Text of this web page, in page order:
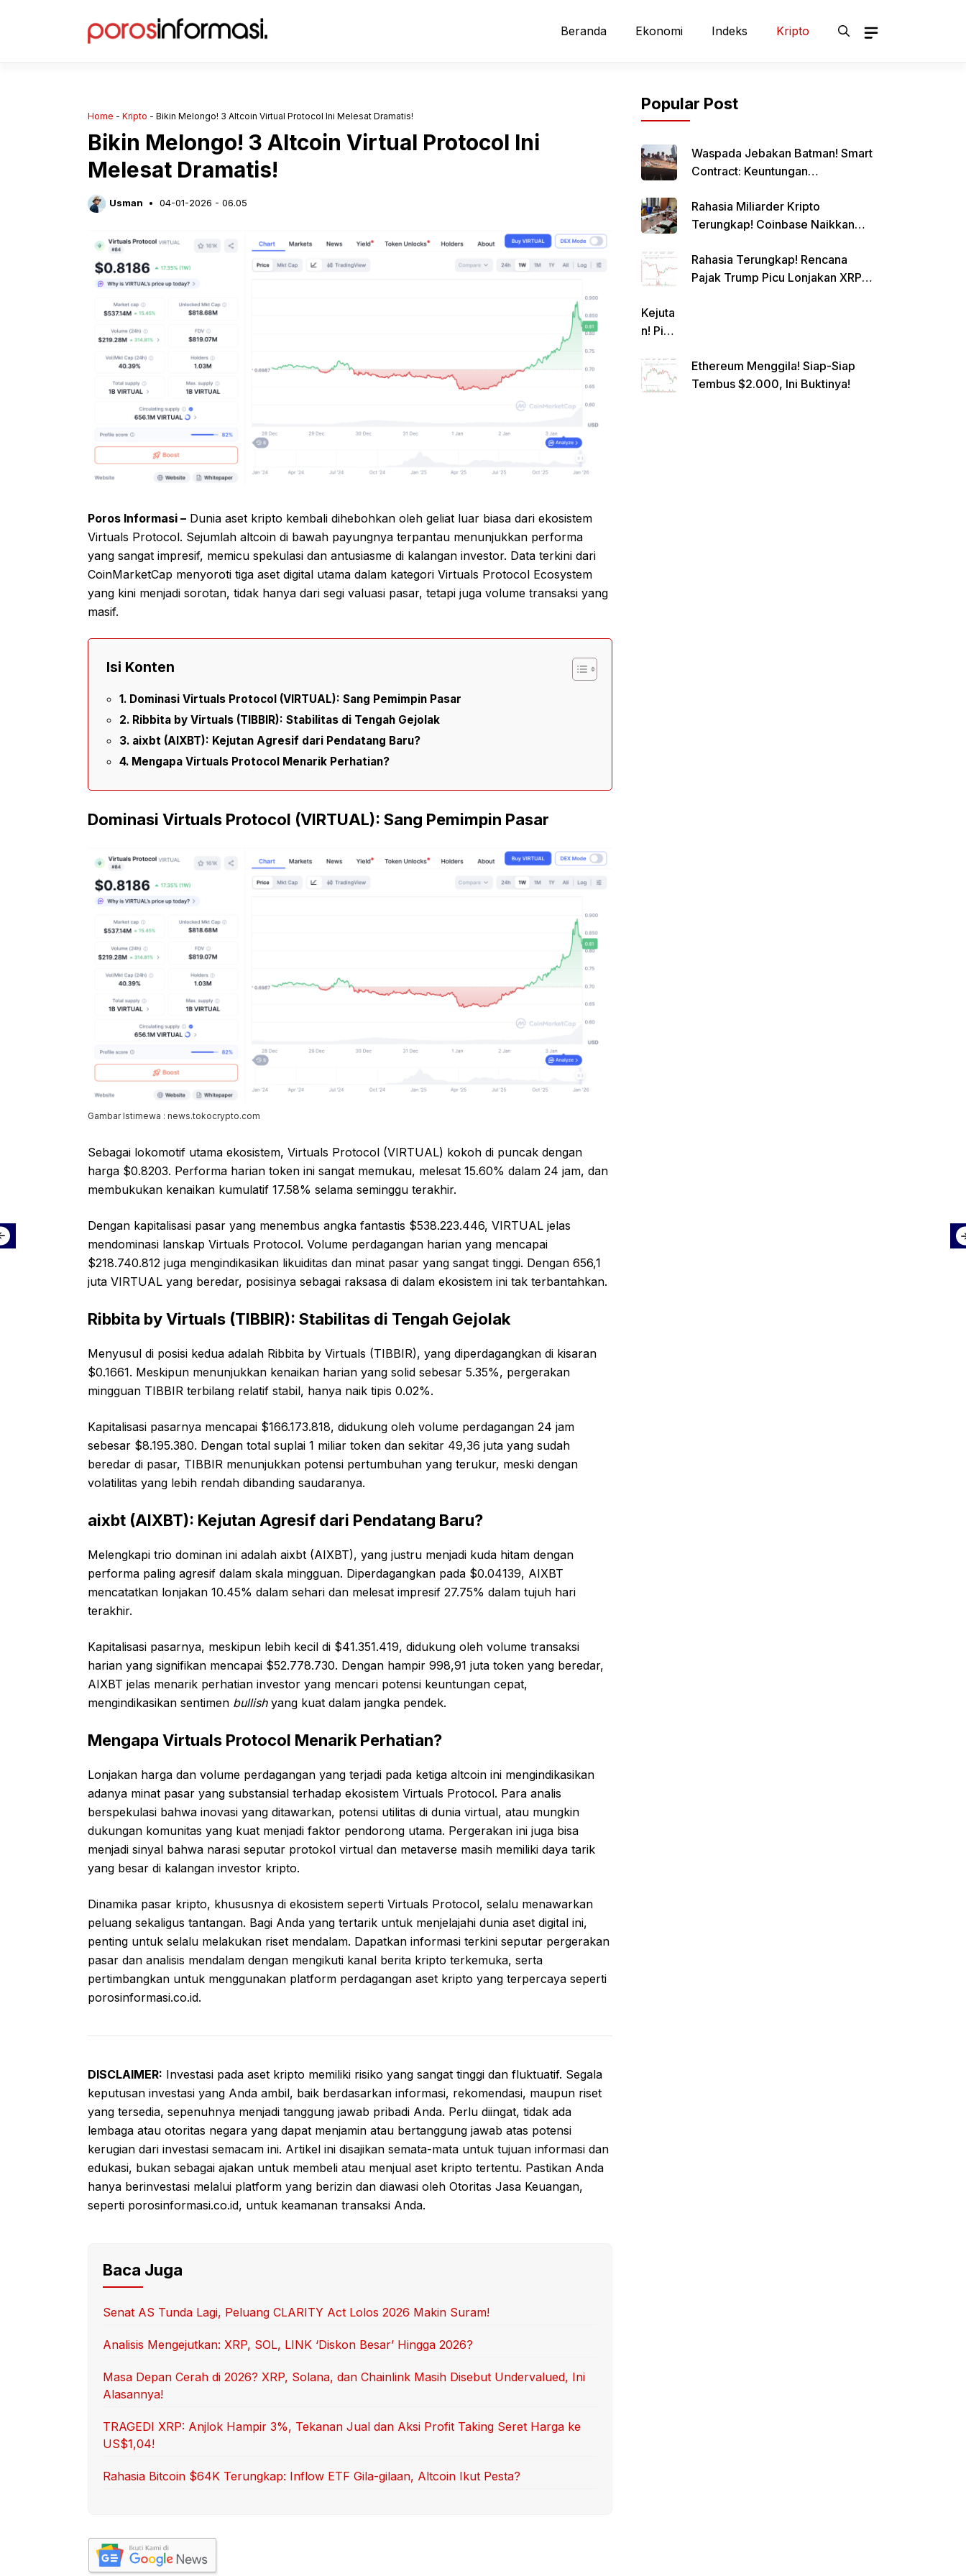
Beranda Ekonomi Indeks Kripto
Home - Kripto - Bikin Melongo! 3 Altcoin Virtual Protocol Ini Melesat Dramatis!
Bikin Melongo! 3 Altcoin Virtual Protocol Ini
Melesat Dramatis!
Usman 04-01-2026 - 06.05
Poros Informasi – Dunia aset kripto kembali dihebohkan oleh geliat luar biasa dari ekosistem
Virtuals Protocol. Sejumlah altcoin di bawah payungnya terpantau menunjukkan performa
yang sangat impresif, memicu spekulasi dan antusiasme di kalangan investor. Data terkini dari
CoinMarketCap menyoroti tiga aset digital utama dalam kategori Virtuals Protocol Ecosystem
yang kini menjadi sorotan, tidak hanya dari segi valuasi pasar, tetapi juga volume transaksi yang
masif.
Isi Konten
Dominasi Virtuals Protocol (VIRTUAL): Sang Pemimpin Pasar
Ribbita by Virtuals (TIBBIR): Stabilitas di Tengah Gejolak
aixbt (AIXBT): Kejutan Agresif dari Pendatang Baru?
Mengapa Virtuals Protocol Menarik Perhatian?
Dominasi Virtuals Protocol (VIRTUAL): Sang Pemimpin Pasar
Gambar Istimewa : news.tokocrypto.com
Sebagai lokomotif utama ekosistem, Virtuals Protocol (VIRTUAL) kokoh di puncak dengan
harga $0.8203. Performa harian token ini sangat memukau, melesat 15.60% dalam 24 jam, dan
membukukan kenaikan kumulatif 17.58% selama seminggu terakhir.
Dengan kapitalisasi pasar yang menembus angka fantastis $538.223.446, VIRTUAL jelas
mendominasi lanskap Virtuals Protocol. Volume perdagangan harian yang mencapai
$218.740.812 juga mengindikasikan likuiditas dan minat pasar yang sangat tinggi. Dengan 656,1
juta VIRTUAL yang beredar, posisinya sebagai raksasa di dalam ekosistem ini tak terbantahkan.
Ribbita by Virtuals (TIBBIR): Stabilitas di Tengah Gejolak
Menyusul di posisi kedua adalah Ribbita by Virtuals (TIBBIR), yang diperdagangkan di kisaran
$0.1661. Meskipun menunjukkan kenaikan harian yang solid sebesar 5.35%, pergerakan
mingguan TIBBIR terbilang relatif stabil, hanya naik tipis 0.02%.
Kapitalisasi pasarnya mencapai $166.173.818, didukung oleh volume perdagangan 24 jam
sebesar $8.195.380. Dengan total suplai 1 miliar token dan sekitar 49,36 juta yang sudah
beredar di pasar, TIBBIR menunjukkan potensi pertumbuhan yang terukur, meski dengan
volatilitas yang lebih rendah dibanding saudaranya.
aixbt (AIXBT): Kejutan Agresif dari Pendatang Baru?
Melengkapi trio dominan ini adalah aixbt (AIXBT), yang justru menjadi kuda hitam dengan
performa paling agresif dalam skala mingguan. Diperdagangkan pada $0.04139, AIXBT
mencatatkan lonjakan 10.45% dalam sehari dan melesat impresif 27.75% dalam tujuh hari
terakhir.
Kapitalisasi pasarnya, meskipun lebih kecil di $41.351.419, didukung oleh volume transaksi
harian yang signifikan mencapai $52.778.730. Dengan hampir 998,91 juta token yang beredar,
AIXBT jelas menarik perhatian investor yang mencari potensi keuntungan cepat,
mengindikasikan sentimen bullishyang kuat dalam jangka pendek.
Mengapa Virtuals Protocol Menarik Perhatian?
Lonjakan harga dan volume perdagangan yang terjadi pada ketiga altcoin ini mengindikasikan
adanya minat pasar yang substansial terhadap ekosistem Virtuals Protocol. Para analis
berspekulasi bahwa inovasi yang ditawarkan, potensi utilitas di dunia virtual, atau mungkin
dukungan komunitas yang kuat menjadi faktor pendorong utama. Pergerakan ini juga bisa
menjadi sinyal bahwa narasi seputar protokol virtual dan metaverse masih memiliki daya tarik
yang besar di kalangan investor kripto.
Dinamika pasar kripto, khususnya di ekosistem seperti Virtuals Protocol, selalu menawarkan
peluang sekaligus tantangan. Bagi Anda yang tertarik untuk menjelajahi dunia aset digital ini,
penting untuk selalu melakukan riset mendalam. Dapatkan informasi terkini seputar pergerakan
pasar dan analisis mendalam dengan mengikuti kanal berita kripto terkemuka, serta
pertimbangkan untuk menggunakan platform perdagangan aset kripto yang terpercaya seperti
porosinformasi.co.id.
DISCLAIMER: Investasi pada aset kripto memiliki risiko yang sangat tinggi dan fluktuatif. Segala
keputusan investasi yang Anda ambil, baik berdasarkan informasi, rekomendasi, maupun riset
yang tersedia, sepenuhnya menjadi tanggung jawab pribadi Anda. Perlu diingat, tidak ada
lembaga atau otoritas negara yang dapat menjamin atau bertanggung jawab atas potensi
kerugian dari investasi semacam ini. Artikel ini disajikan semata-mata untuk tujuan informasi dan
edukasi, bukan sebagai ajakan untuk membeli atau menjual aset kripto tertentu. Pastikan Anda
hanya berinvestasi melalui platform yang berizin dan diawasi oleh Otoritas Jasa Keuangan,
seperti porosinformasi.co.id, untuk keamanan transaksi Anda.
Baca Juga
Senat AS Tunda Lagi, Peluang CLARITY Act Lolos 2026 Makin Suram!
Analisis Mengejutkan: XRP, SOL, LINK ‘Diskon Besar’ Hingga 2026?
Masa Depan Cerah di 2026? XRP, Solana, dan Chainlink Masih Disebut Undervalued, Ini
Alasannya!
TRAGEDI XRP: Anjlok Hampir 3%, Tekanan Jual dan Aksi Profit Taking Seret Harga ke
US$1,04!
Rahasia Bitcoin $64K Terungkap: Inflow ETF Gila-gilaan, Altcoin Ikut Pesta?
Popular Post
Waspada Jebakan Batman! Smart
Contract: Keuntungan
Rahasia Miliarder Kripto
Terungkap! Coinbase Naikkan
Juta!
Rahasia Terungkap! Rencana
Pajak Trump Picu Lonjakan XRP
Kejuta
n! Pi
rk
Gande
Ethereum Menggila! Siap-Siap
Tembus $2.000, Ini Buktinya!